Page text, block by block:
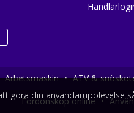
Arbetsmaskin • ATV &
Fordonsköp online •
göra din